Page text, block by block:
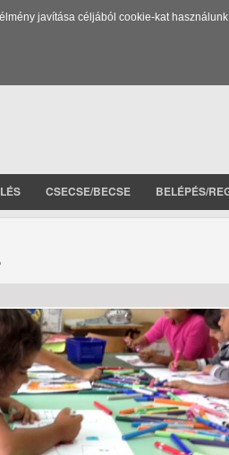
javítása céljából cookie-kat
CSECSE/BECSE BELÉPÉS/